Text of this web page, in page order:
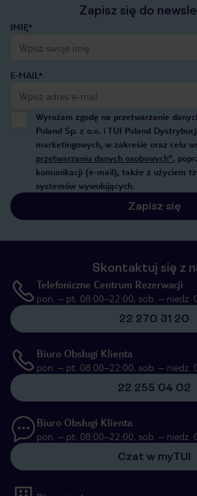
Zapisz się do
IMIĘ*
E-MAIL*
Wyrażam zgodę na przetwarzanie
Poland Sp. z o.o. i TUI Poland
marketingowych, w zakresie oraz celu
przetwarzaniu danych osobowych”,
komunikacji (e-mail), także z użyciem
systemów wywołujących.
Zapisz się
Skontaktuj się z
Telefoniczne Centrum Rezerwacji
pon. – pt. 08:00–22:00, sob. – niedz.
22 270 31 20
Biuro Obsługi Klienta
pon. – pt. 08:00–22:00, sob. – niedz.
22 255 04 02
Biuro Obsługi Klienta
pon. – pt. 08:00–22:00, sob. – niedz.
Czat w myTUI